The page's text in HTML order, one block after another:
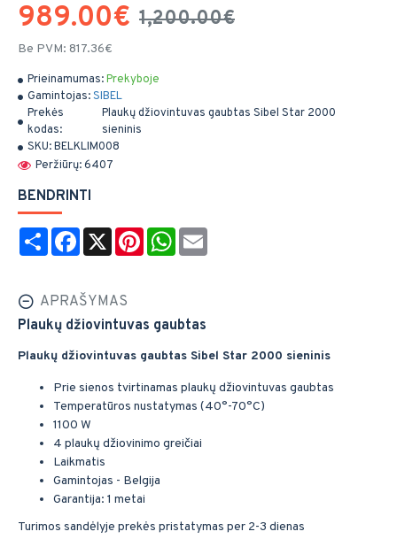
Prieinamumas:Prekyboje
Gamintojas:SIBEL
Prekės
kodas:
Plaukų džiovintuvas gaubtas Sibel Star 2000
sieninis
SKU:BELKLIM008
Peržiūrų: 6407
989.00€ 1,200.00€
Be PVM: 817.36€
BENDRINTI
Share Facebook
X PinterestWhatsApp
APRAŠYMAS
Plaukų džiovintuvas gaubtas
Plaukų džiovintuvas gaubtas Sibel Star 2000 sieninis
Prie sienos tvirtinamas plaukų džiovintuvas gaubtas
Temperatūros nustatymas (40°-70°C)
1100 W
4 plaukų džiovinimo greičiai
Laikmatis
Gamintojas - Belgija
Garantija: 1 metai
Turimos sandėlyje prekės pristatymas per 2-3 dienas